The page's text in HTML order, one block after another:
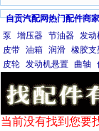
自贡汽配网热门配件商
泵
增压器 节油器 发动
皮带 油箱 润滑 橡胶支
皮轮 发动机悬置 曲轴
当前没有找到您要